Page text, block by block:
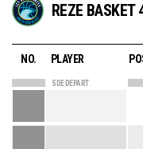
REZE BASKET
NO. PLAYER
5 DE DEPART